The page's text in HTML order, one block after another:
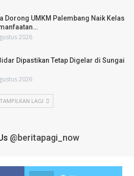
Dorong UMKM Palembang Naik Kelas
2026
Dipastikan Tetap Digelar di Sungai
2026
TAMPILKAN LAGI
@beritapagi_now